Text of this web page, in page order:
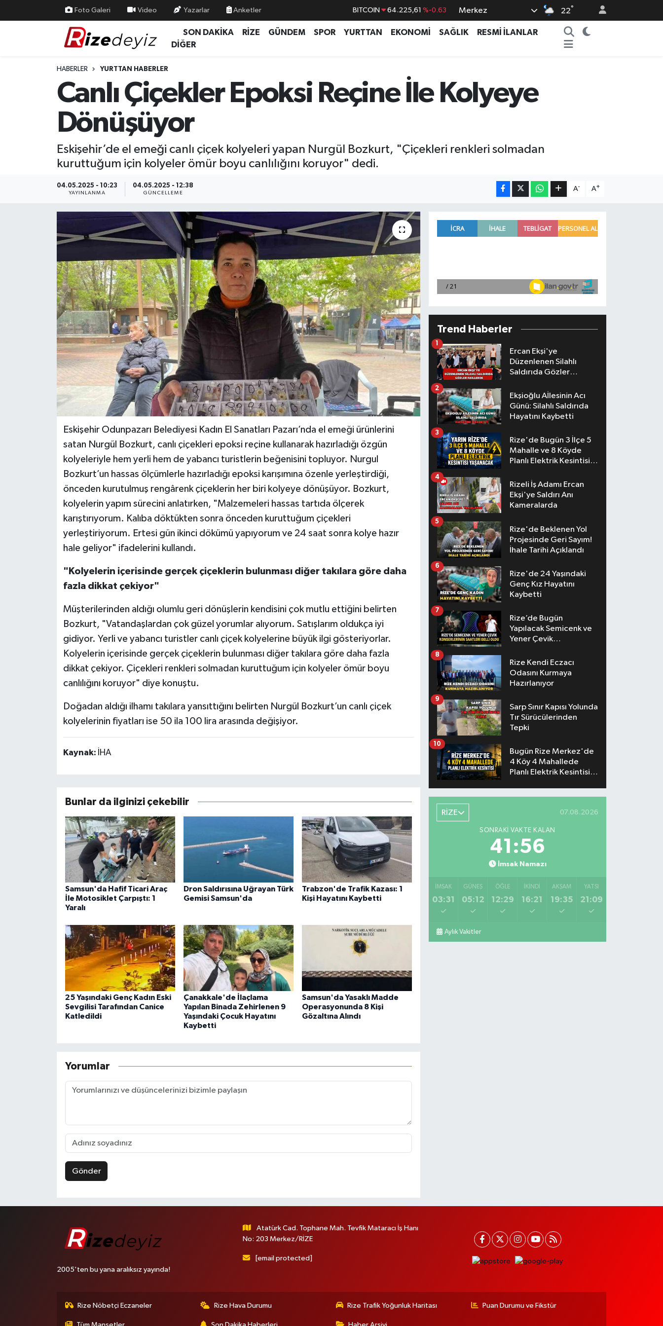
Foto Galeri Video Yazarlar Anketler BITCOIN 64.225,61 %-0.63
DOLAR 47,6704 %0
GRAM ALTIN 6510.40 %0.45
BİST100 13.799 %70
Merkez 22°
SON DAKİKA RİZE GÜNDEM SPOR YURTTAN EKONOMİ SAĞLIK
RESMİ İLANLAR
DİĞER
HABERLER YURTTAN HABERLER
Canlı Çiçekler Epoksi Reçine İle Kolyeye
Dönüşüyor
Eskişehir’de el emeği canlı çiçek kolyeleri yapan Nurgül Bozkurt, "Çiçekleri renkleri solmadan
kuruttuğum için kolyeler ömür boyu canlılığını koruyor" dedi.
04.05.2025 - 10:23
YAYINLANMA
04.05.2025 - 12:38
GÜNCELLEME
A- A+
Eskişehir Odunpazarı Belediyesi Kadın El Sanatları Pazarı’nda el emeği ürünlerini
satan Nurgül Bozkurt, canlı çiçekleri epoksi reçine kullanarak hazırladığı özgün
kolyeleriyle hem yerli hem de yabancı turistlerin beğenisini topluyor. Nurgul
Bozkurt’un hassas ölçümlerle hazırladığı epoksi karışımına özenle yerleştirdiği,
önceden kurutulmuş rengârenk çiçeklerin her biri kolyeye dönüşüyor. Bozkurt,
kolyelerin yapım sürecini anlatırken, "Malzemeleri hassas tartıda ölçerek
karıştırıyorum. Kalıba döktükten sonra önceden kuruttuğum çiçekleri
yerleştiriyorum. Ertesi gün ikinci dökümü yapıyorum ve 24 saat sonra kolye hazır
hale geliyor" ifadelerini kullandı.
"Kolyelerin içerisinde gerçek çiçeklerin bulunması diğer takılara göre daha
fazla dikkat çekiyor"
Müşterilerinden aldığı olumlu geri dönüşlerin kendisini çok mutlu ettiğini belirten
Bozkurt, "Vatandaşlardan çok güzel yorumlar alıyorum. Satışlarım oldukça iyi
gidiyor. Yerli ve yabancı turistler canlı çiçek kolyelerine büyük ilgi gösteriyorlar.
Kolyelerin içerisinde gerçek çiçeklerin bulunması diğer takılara göre daha fazla
dikkat çekiyor. Çiçekleri renkleri solmadan kuruttuğum için kolyeler ömür boyu
canlılığını koruyor" diye konuştu.
Doğadan aldığı ilhamı takılara yansıttığını belirten Nurgül Bozkurt’un canlı çiçek
kolyelerinin fiyatları ise 50 ila 100 lira arasında değişiyor.
Kaynak: İHA
Bunlar da ilginizi çekebilir
Samsun'da Hafif Ticari Araç
İle Motosiklet Çarpıştı: 1
Yaralı
Dron Saldırısına Uğrayan Türk
Gemisi Samsun'da
Trabzon'de Trafik Kazası: 1
Kişi Hayatını Kaybetti
25 Yaşındaki Genç Kadın Eski
Sevgilisi Tarafından Canice
Katledildi
Çanakkale'de İlaçlama
Yapılan Binada Zehirlenen 9
Yaşındaki Çocuk Hayatını
Kaybetti
Samsun'da Yasaklı Madde
Operasyonunda 8 Kişi
Gözaltına Alındı
Yorumlar
Gönder
Trend Haberler
Ercan Ekşi'ye
Düzenlenen Silahlı
Saldırıda Gözler
1
Ekşioğlu Aİlesinin Acı
Günü: Silahlı Saldırıda
Hayatını Kaybetti
2
Rize'de Bugün 3 İlçe 5
Mahalle ve 8 Köyde
Planlı Elektrik Kesintisi
3
Rizeli İş Adamı Ercan
Ekşi'ye Saldırı Anı
Kameralarda
4
Rize'de Beklenen Yol
Projesinde Geri Sayım!
İhale Tarihi Açıklandı
5
Rize'de 24 Yaşındaki
Genç Kız Hayatını
Kaybetti
6
Rize’de Bugün
Yapılacak Semicenk ve
Yener Çevik
Belli Oldu
7
Rize Kendi Eczacı
Odasını Kurmaya
Hazırlanıyor
8
Sarp Sınır Kapısı Yolunda
Tır Sürücülerinden
Tepki
9
Bugün Rize Merkez'de
4 Köy 4 Mahallede
Planlı Elektrik Kesintisi
10
RİZE 07.08.2026
SONRAKI VAKTE KALAN
41:55
İmsak Namazı
İMSAK
03:31
GÜNEŞ
05:12
ÖĞLE
12:29
İKINDI
16:21
AKŞAM
19:35
YATSI
21:09
Aylık Vakitler
2005'ten bu yana aralıksız yayında!
Atatürk Cad. Tophane Mah. Tevfik Mataracı İş Hanı
No: 203 Merkez/RİZE
[email protected]
Rize Nöbetçi Eczaneler Rize Hava Durumu Rize Trafik Yoğunluk Haritası Puan Durumu ve Fikstür
Yurttan Haberler
Ekonomi
Rize Nöbetçi Eczaneler
Rize Trafik Yoğunluk Haritası
Süper Lig Puan Durumu ve Fikstür
Son Dakika Haberleri
Haber Arşivi